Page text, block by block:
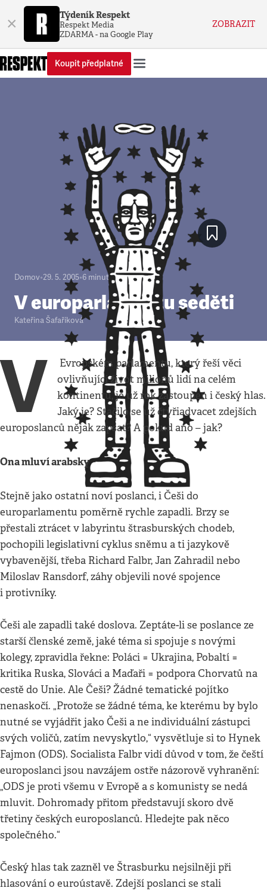
× Týdeník Respekt
Respekt Media
ZDARMA - na Google Play
ZOBRAZIT
Koupit předplatné
Domov•29. 5. 2005•6 minut
V europarlamentu seděti
Kateřina Šafaříková
V
Evropském parlamentu, který řeší věci
ovlivňující život milionů lidí na celém
kontinentu, je už rok zastoupen i český hlas.
Jaký je? Stačilo se už čtyřiadvacet zdejších
europoslanců nějak zapsat? A pokud ano – jak?
Ona mluví arabsky
Stejně jako ostatní noví poslanci, i Češi do
europarlamentu poměrně rychle zapadli. Brzy se
přestali ztrácet v labyrintu štrasburských chodeb,
pochopili legislativní cyklus sněmu a ti jazykově
vybavenější, třeba Richard Falbr, Jan Zahradil nebo
Miloslav Ransdorf, záhy objevili nové spojence
i protivníky.
Češi ale zapadli také doslova. Zeptáte-li se poslance ze
starší členské země, jaké téma si spojuje s novými
kolegy, zpravidla řekne: Poláci = Ukrajina, Pobaltí =
kritika Ruska, Slováci a Maďaři = podpora Chorvatů na
cestě do Unie. Ale Češi? Žádné tematické pojítko
nenaskočí. „Protože se žádné téma, ke kterému by bylo
nutné se vyjádřit jako Češi a ne individuální zástupci
svých voličů, zatím nevyskytlo,“ vysvětluje si to Hynek
Fajmon (ODS). Socialista Falbr vidí důvod v tom, že čeští
europoslanci jsou navzájem ostře názorově vyhranění:
„ODS je proti všemu v Evropě a s komunisty se nedá
mluvit. Dohromady přitom představují skoro dvě
třetiny českých europoslanců. Hledejte pak něco
společného.“
Český hlas tak zazněl ve Štrasburku nejsilněji při
hlasování o euroústavě. Zdejší poslanci se stali